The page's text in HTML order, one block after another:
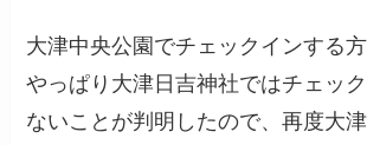
大津中央公園でチェックインする方
やっぱり大津日吉神社ではチェッ
ないことが判明したので、再度大